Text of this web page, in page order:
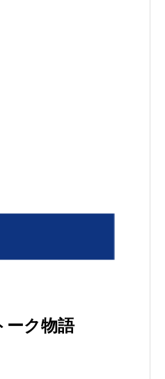
ーク物語